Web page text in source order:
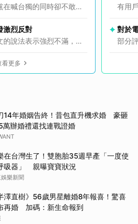
喊台獨的同時卻不敢推
激烈反對
說法表示強烈不滿，認
看更多
有用
發生
對於
部分
14年婚姻告終！昔包直升機求婚 豪砸
萬辦婚禮還找連戰證婚
在台灣生了！雙胞胎35週早產「一度使
吸器」 親曝寶寶狀況
樂新聞
澤直樹》56歲男星離婚8年報喜！驚喜
再婚 加碼：新生命報到